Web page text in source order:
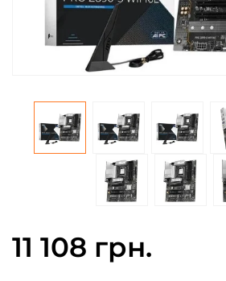
11 108 грн.